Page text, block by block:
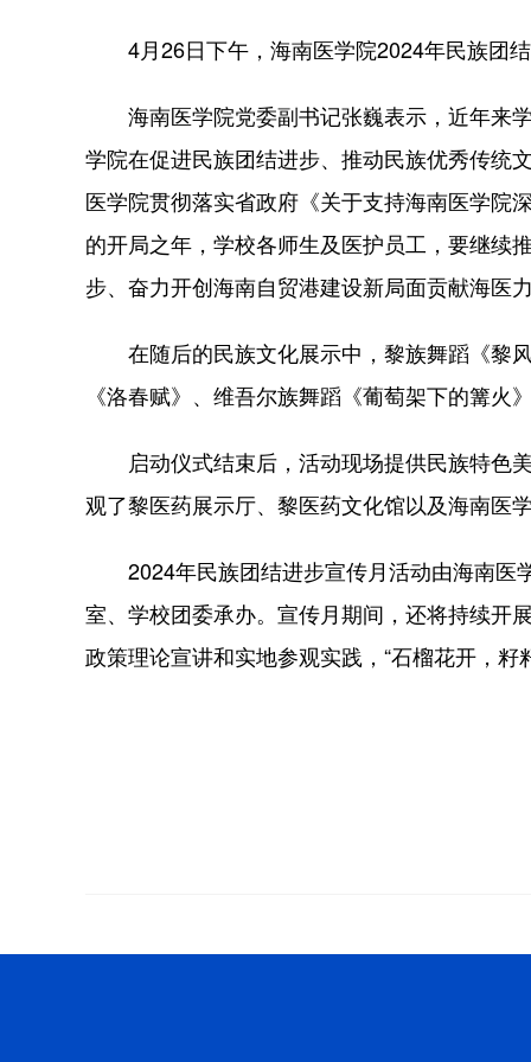
4月26日下午，海南医学院2024年民族团
海南医学院党委副书记张巍表示，近年来
学院在促进民族团结进步、推动民族优秀传统
医学院贯彻落实省政府《关于支持海南医学院
的开局之年，学校各师生及医护员工，要继续
步、奋力开创海南自贸港建设新局面贡献海医
在随后的民族文化展示中，黎族舞蹈《黎
《洛春赋》、维吾尔族舞蹈《葡萄架下的篝
启动仪式结束后，活动现场提供民族特色美
观了黎医药展示厅、黎医药文化馆以及海南医
2024年民族团结进步宣传月活动由海南医
室、学校团委承办。宣传月期间，还将持续开
政策理论宣讲和实地参观实践，“石榴花开，